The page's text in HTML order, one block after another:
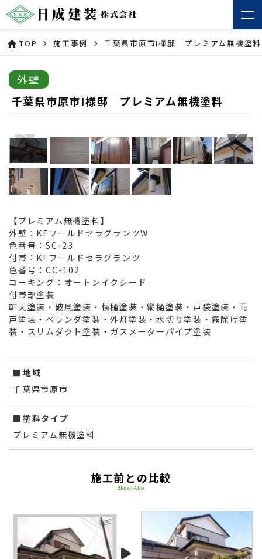
TOP 施工事例 千葉県市原市I様邸 プレミアム無機塗料
外壁
千葉県市原市I様邸 プレミアム無機塗料
【プレミアム無機塗料】
外壁：KFワールドセラグランツW
色番号：SC-23
付帯：KFワールドセラグランツ
色番号：CC-102
コーキング：オートンイクシード
付帯部塗装
軒天塗装・破風塗装・横樋塗装・縦樋塗装・戸袋塗装・雨
戸塗装・ベランダ塗装・外灯塗装・水切り塗装・霧除け塗
装・スリムダクト塗装・ガスメーターパイプ塗装
地域
千葉県市原市
塗料タイプ
プレミアム無機塗料
施工前との比較
Bfore / After